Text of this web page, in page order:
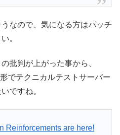
なので、気になる方はパッチ
。
批判が上がった事から、
でテクニカルテストサーバー
ですね。
Reinforcements are here!